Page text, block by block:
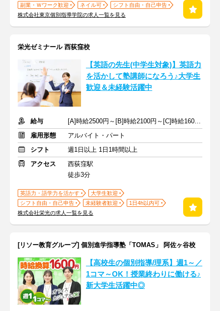
副業・Ｗワーク歓迎
ネイル可
シフト自由・自己申告
株式会社東京個別指導学院の求人一覧を見る
栄光ゼミナール 西荻窪校
【英語の先生(中学生対象)】英語力
を活かして塾講師になろう♪大学生
歓迎＆未経験活躍中
給与
[A]時給2500円～[B]時給2100円～[C]時給1600円～ ※生徒数による
雇用形態
アルバイト・パート
シフト
週1日以上 1日1時間以上
アクセス
西荻窪駅
徒歩3分
英語力・語学力を活かす
大学生歓迎
シフト自由・自己申告
未経験者歓迎
1日4h以内可
株式会社栄光の求人一覧を見る
[リソー教育グループ] 個別進学指導塾「TOMAS」 阿佐ヶ谷校
【高校生の個別指導/理系】週1～／
1コマ～OK！授業終わりに働ける♪
新大学生活躍中◎